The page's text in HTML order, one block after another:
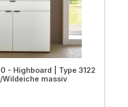
- Highboard | Type 3122
Wildeiche massiv